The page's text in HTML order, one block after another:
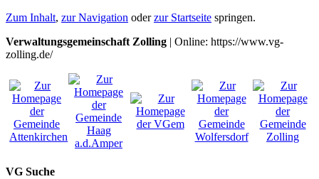
Zum Inhalt, zur Navigation oderzur Startseite springen.
Verwaltungsgemeinschaft Zolling | Online: https://www.vg-
zolling.de/
VG Suche